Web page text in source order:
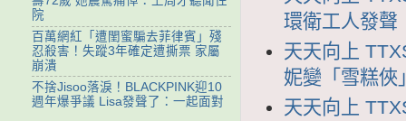
環衛工人發聲
天天向上
妮變「雪糕俠
天天向上
院
百萬網紅「遭閨蜜騙去菲律賓」殘
忍殺害！失蹤3年確定遭撕票 家屬
崩潰
不捨Jisoo落淚！BLACKPINK迎10
週年爆爭議 Lisa發聲了：一起面對